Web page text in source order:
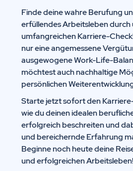
Finde deine wahre Berufung
erfüllendes Arbeitsleben durch
umfangreichen Karriere-
nur eine angemessene
ausgewogene Work-Life-
möchtest auch nachhaltige
persönlichen
Starte jetzt sofort den
wie du deinen idealen
erfolgreich beschreiten und
und bereichernde Erfahrung
Beginne noch heute deine
und erfolgreichen Arbeitsleben!